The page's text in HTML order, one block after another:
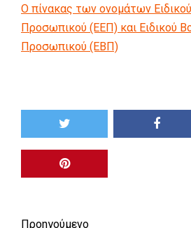
Ο πίνακας των ονομάτων
Προσωπικού (ΕΕΠ) και Ειδικού
Προσωπικού (ΕΒΠ)
Προηγούμενο